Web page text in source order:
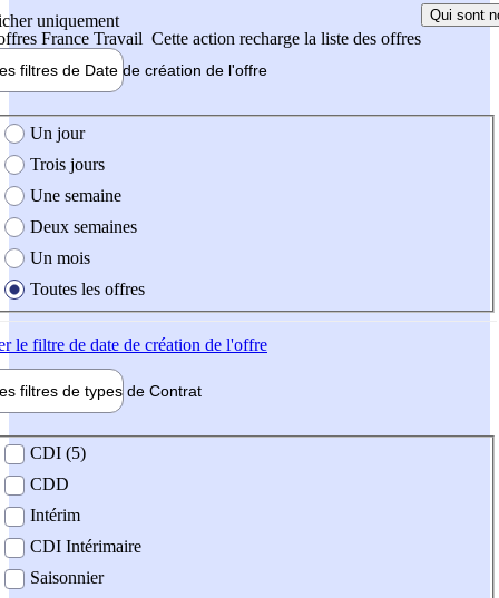
uniquement
France Travail Cette action recharge la liste des offres
Qui sont
filtres de Date de création de l'offre
création de l'offre
Un jour
Trois jours
Une semaine
Deux semaines
Un mois
Toutes les offres
le filtre de date de création de l'offre
filtres de types de Contrat
contrat
CDI (5)
CDD
Intérim
CDI Intérimaire
Saisonnier